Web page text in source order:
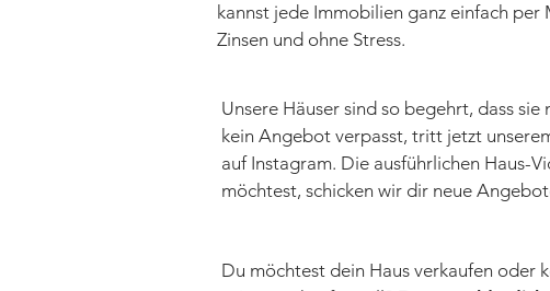
kannst jede Immobilien ganz einfach
Zinsen und ohne Stress.
Unsere Häuser sind so begehrt, dass
kein Angebot verpasst, tritt jetzt
auf Instagram. Die ausführlichen Haus-
möchtest, schicken wir dir neue
Du möchtest dein Haus verkaufen oder